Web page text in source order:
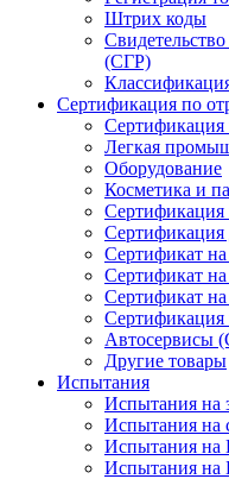
Штрих коды
(СГР)
Сертификация по
Легкая
Оборудование
Косметика и
Сертификация
Сертификация
Сертификат
Сертификат
Сертификат
Сертификация
Автосервисы
Другие товары
Испытания
Испытания на
Испытания на
Испытания
Испытания